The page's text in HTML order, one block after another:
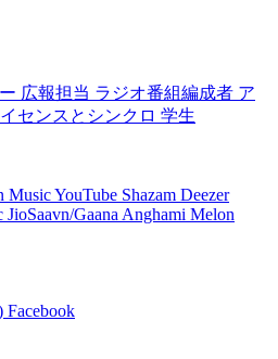
広報担当 ラジオ番組編成者 ア
センスとシンクロ 学生
MusicYouTube Shazam Deezer
JioSaavn/Gaana Anghami Melon
Facebook